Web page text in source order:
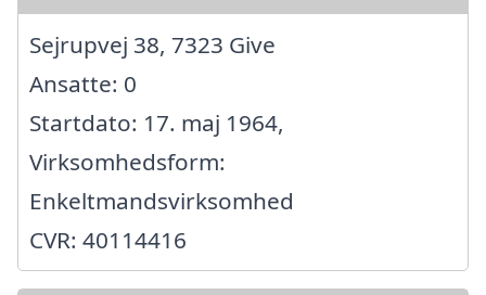
Sejrupvej 38, 7323 Give
Ansatte: 0
Startdato: 17. maj 1964,
Virksomhedsform:
Enkeltmandsvirksomhed
CVR: 40114416